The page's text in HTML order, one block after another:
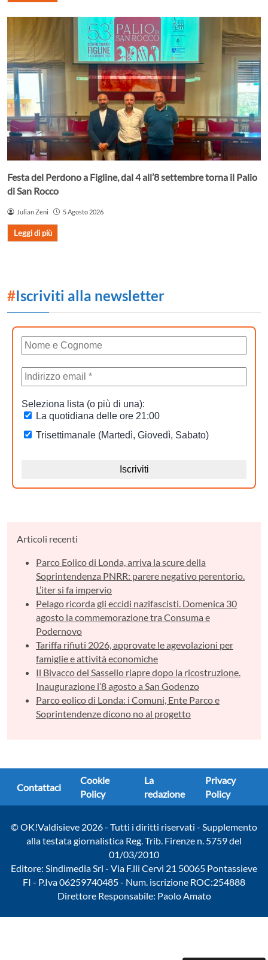
Festa del Perdono a Figline, dal 4 all’8 settembre torna il Palio
di San Rocco
Julian Zeni 5 Agosto 2026
Leggi di più
#Iscriviti alla newsletter
Articoli recenti
Parco Eolico di Londa, arriva la scure della
Soprintendenza PNRR: parere negativo perentorio.
L’iter si fa impervio
Pelago ricorda gli eccidi nazifascisti. Domenica 30
agosto la commemorazione tra Consuma e
Podernovo
Tariffa rifiuti 2026, approvate le agevolazioni per
famiglie e attività economiche
Il Bivacco del Sassello riapre dopo la ricostruzione.
Inaugurazione l’8 agosto a San Godenzo
Parco eolico di Londa: i Comuni, Ente Parco e
Soprintendenze dicono no al progetto
Contattaci
Cookie
Policy
La
redazione
Privacy
Policy
© OK!Valdisieve 2026 - Tutti i diritti riservati - Supplemento
alla testata giornalistica Reg. Trib. Firenze n. 5759 del
01/03/2010
Editore: Sindimedia Srl - Via F.lli Cervi 21 50065 Pontassieve
FI - P.Iva 06259740485 - Num. iscrizione ROC:254888
Direttore Responsabile: Paolo Amato